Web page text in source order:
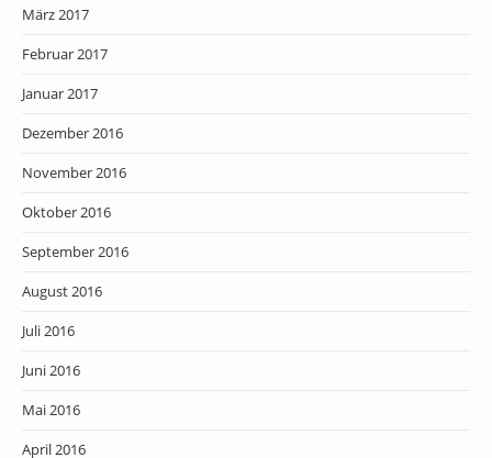
März 2017
Februar 2017
Januar 2017
Dezember 2016
November 2016
Oktober 2016
September 2016
August 2016
Juli 2016
Juni 2016
Mai 2016
April 2016